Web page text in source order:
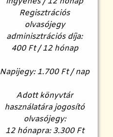
Regisztrációs
olvasójegy
adminisztrációs díja:
400 Ft / 12 hónap
Napijegy: 1.700 Ft / nap
Adott könyvtár
használatára jogosító
olvasójegy:
12 hónapra: 3.300 Ft